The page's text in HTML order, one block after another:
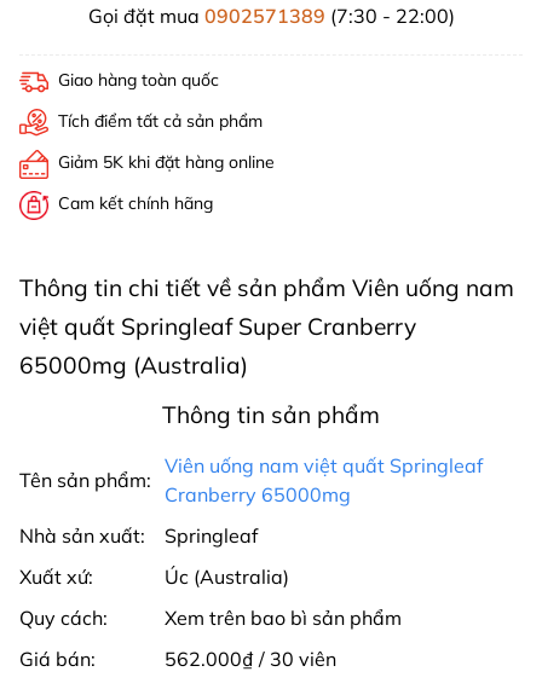
Gọi đặt mua 0902571389 (7:30 - 22:00)
Giao hàng toàn quốc
Tích điểm tất cả sản phẩm
Giảm 5K khi đặt hàng online
Cam kết chính hãng
Thông tin chi tiết về sản phẩm Viên uống nam
việt quất Springleaf Super Cranberry
65000mg (Australia)
Thông tin sản phẩm
Tên sản phẩm:
Viên uống nam việt quất Springleaf
Cranberry 65000mg
Nhà sản xuất:
Springleaf
Xuất xứ:
Úc (Australia)
Quy cách:
Xem trên bao bì sản phẩm
Giá bán:
562.000₫ / 30 viên